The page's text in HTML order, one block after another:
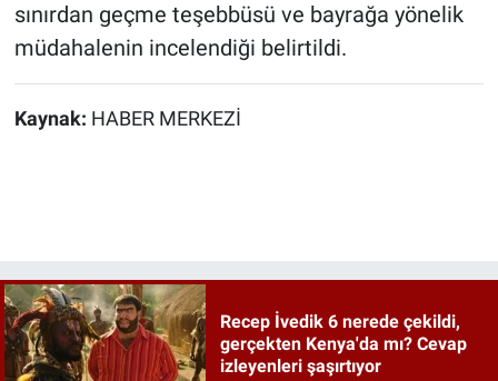
sınırdan geçme teşebbüsü ve bayrağa yönelik
müdahalenin incelendiği belirtildi.
Kaynak: HABER MERKEZİ
Recep İvedik 6 nerede çekildi,
gerçekten Kenya'da mı? Cevap
izleyenleri şaşırtıyor